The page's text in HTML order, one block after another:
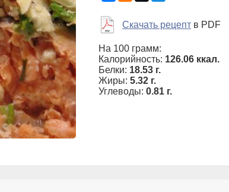
Скачать рецепт в PDF
На 100 грамм:
Калорийность: 126.06 ккал.
Белки: 18.53 г.
Жиры: 5.32 г.
Углеводы: 0.81 г.